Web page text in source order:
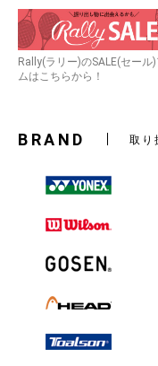
Rally(ラリー)のSALE(セール
ムはこちらから！
BRAND 取り